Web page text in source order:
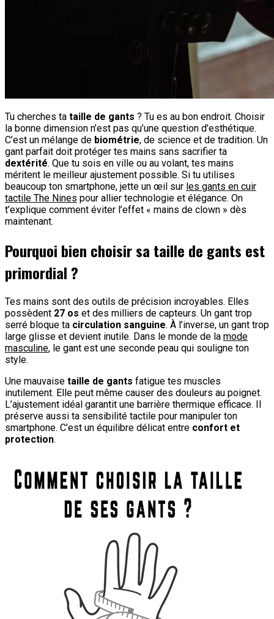
Tu cherches ta taille de gants ? Tu es au bon endroit. Choisir
la bonne dimension n’est pas qu’une question d’esthétique.
C’est un mélange de biométrie, de science et de tradition. Un
gant parfait doit protéger tes mains sans sacrifier ta
dextérité. Que tu sois en ville ou au volant, tes mains
méritent le meilleur ajustement possible. Si tu utilises
beaucoup ton smartphone, jette un œil sur les gants en cuir
tactile The Nines pour allier technologie et élégance. On
t’explique comment éviter l’effet « mains de clown » dès
maintenant.
Pourquoi bien choisir sa taille de gants est
primordial ?
Tes mains sont des outils de précision incroyables. Elles
possèdent 27 os et des milliers de capteurs. Un gant trop
serré bloque ta circulation sanguine. À l’inverse, un gant trop
large glisse et devient inutile. Dans le monde de la mode
masculine, le gant est une seconde peau qui souligne ton
style.
Une mauvaise taille de gants fatigue tes muscles
inutilement. Elle peut même causer des douleurs au poignet.
L’ajustement idéal garantit une barrière thermique efficace. Il
préserve aussi ta sensibilité tactile pour manipuler ton
smartphone. C’est un équilibre délicat entre confort et
protection.